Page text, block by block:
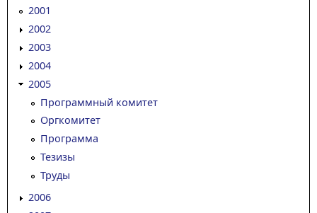
2001
2002
2003
2004
2005
Программный комитет
Оргкомитет
Программа
Тезизы
Труды
2006